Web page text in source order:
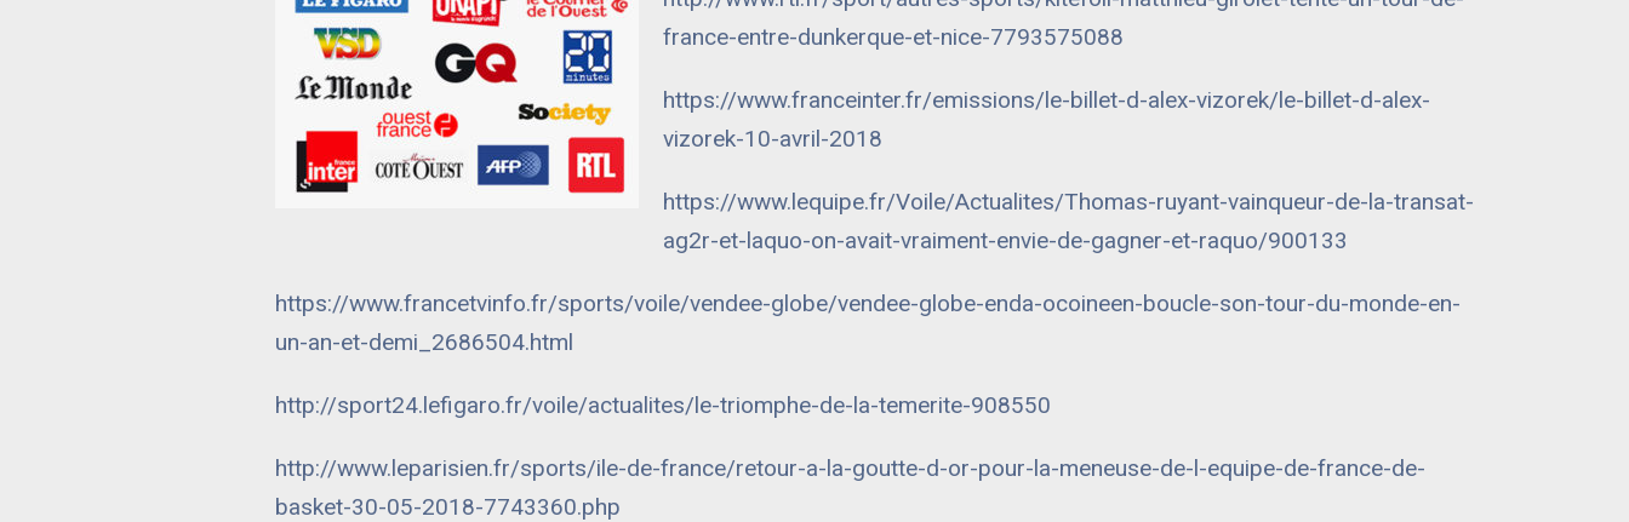
france-entre-dunkerque-et-nice-7793575088
https://www.franceinter.fr/emissions/le-billet-d-alex-vizorek/le-billet-d-alex-
vizorek-10-avril-2018
https://www.lequipe.fr/Voile/Actualites/Thomas-ruyant-vainqueur-de-la-transat-
ag2r-et-laquo-on-avait-vraiment-envie-de-gagner-et-raquo/900133
https://www.francetvinfo.fr/sports/voile/vendee-globe/vendee-globe-enda-ocoineen-boucle-son-tour-du-monde-en-
un-an-et-demi_2686504.html
http://sport24.lefigaro.fr/voile/actualites/le-triomphe-de-la-temerite-908550
http://www.leparisien.fr/sports/ile-de-france/retour-a-la-goutte-d-or-pour-la-meneuse-de-l-equipe-de-france-de-
basket-30-05-2018-7743360.php